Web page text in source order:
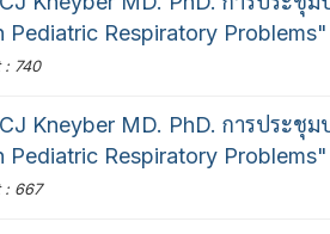
Respiratory
740
Kneyber MD. PhD. การประชุ
Pediatric Respiratory
667